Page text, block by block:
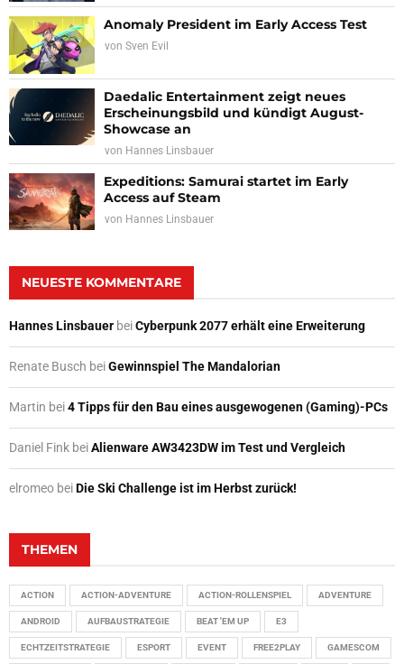
Anomaly President im Early Access Test
von Sven Evil
Daedalic Entertainment zeigt neues
Erscheinungsbild und kündigt August-
Showcase an
von Hannes Linsbauer
Expeditions: Samurai startet im Early
Access auf Steam
von Hannes Linsbauer
NEUESTE KOMMENTARE
Hannes Linsbauer beiCyberpunk 2077 erhält eine Erweiterung
Renate Busch beiGewinnspiel The Mandalorian
Martin bei4 Tipps für den Bau eines ausgewogenen (Gaming)-PCs
Daniel Fink beiAlienware AW3423DW im Test und Vergleich
elromeo beiDie Ski Challenge ist im Herbst zurück!
THEMEN
ACTION ACTION-ADVENTURE ACTION-ROLLENSPIEL ADVENTURE
ANDROID AUFBAUSTRATEGIE BEAT 'EM UP E3
ECHTZEITSTRATEGIE ESPORT EVENT FREE2PLAY GAMESCOM